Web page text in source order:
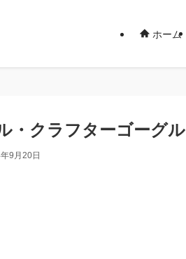
ホーム
・クラフターゴーグル
9月20日